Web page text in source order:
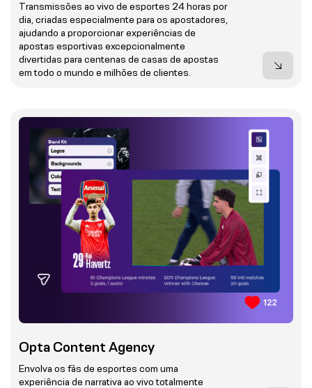
Transmissões ao vivo de esportes 24 horas por
dia, criadas especialmente para os apostadores,
ajudando a proporcionar experiências de
apostas esportivas excepcionalmente
divertidas para centenas de casas de apostas
em todo o mundo e milhões de clientes.
Opta Content Agency
Envolva os fãs de esportes com uma
experiência de narrativa ao vivo totalmente